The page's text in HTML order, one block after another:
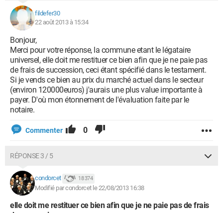
fildefer30
22 août 2013 à 15:34
Bonjour,
Merci pour votre réponse, la commune etant le légataire
universel, elle doit me restituer ce bien afin que je ne paie pas
de frais de succession, ceci étant spécifié dans le testament.
Si je vends ce bien au prix du marché actuel dans le secteur
(environ 120000euros) j'aurais une plus value importante à
payer. D'où mon étonnement de l'évaluation faite par le
notaire.
Commenter 0
RÉPONSE 3 / 5
condorcet 18 374
Modifié par condorcet le 22/08/2013 16:38
elle doit me restituer ce bien afin que je ne paie pas de frais